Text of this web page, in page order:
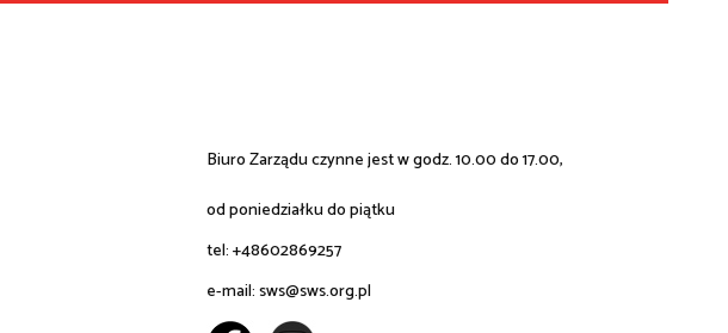
Biuro Zarządu czynne jest w godz. 10.00 do 17.00,
od poniedziałku do piątku
tel: +48602869257
e-mail:sws@sws.org.pl